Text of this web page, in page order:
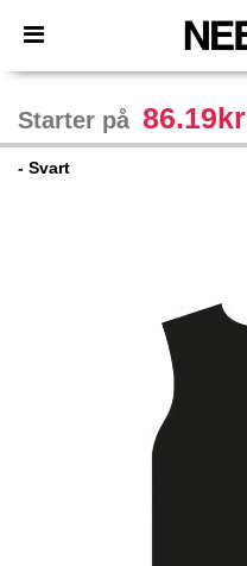
× Needen-app
Bedre priser i appen!
Starter på 86.19kr
- Svart